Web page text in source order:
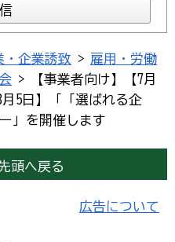
・企業誘致 > 雇用・労働
> 【事業者向け】【7月
月5日】「「選ばれる企
」を開催します
頭へ戻る
広告について